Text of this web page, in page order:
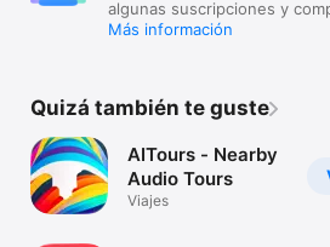
algunas suscripciones y
Más información
Quizá también te guste
AITours - Nearby
Audio Tours
Viajes